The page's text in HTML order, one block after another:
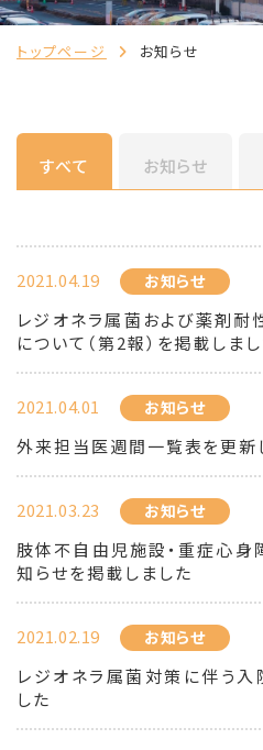
トップページ お知らせ
すべて お知らせ
2021.04.19 お知らせ
レジオネラ属菌および薬剤
について（第2報）を掲載しま
2021.04.01 お知らせ
外来担当医週間一覧表を更新
2021.03.23 お知らせ
肢体不自由児施設・重症心
知らせを掲載しました
2021.02.19 お知らせ
レジオネラ属菌対策に伴う
した